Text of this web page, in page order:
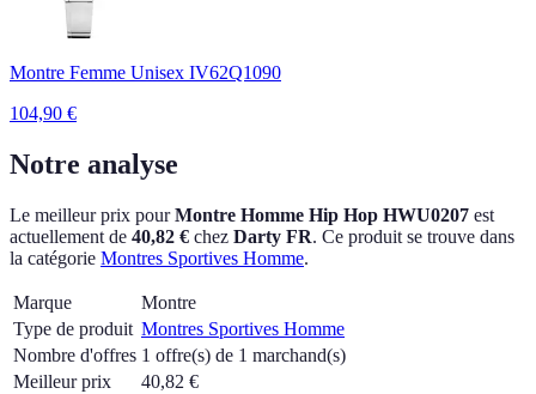
Montre Femme Unisex IV62Q1090
104,90 €
Notre analyse
Le meilleur prix pourMontre Homme Hip Hop HWU0207 est
actuellement de 40,82 € chez Darty FR. Ce produit se trouve dans
la catégorie Montres Sportives Homme.
Marque
Montre
Type de produit Montres Sportives Homme
Nombre d'offres 1 offre(s) de 1 marchand(s)
Meilleur prix
40,82 €